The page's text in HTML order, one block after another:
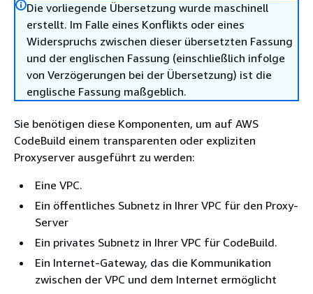
Die vorliegende Übersetzung wurde maschinell
erstellt. Im Falle eines Konflikts oder eines
Widerspruchs zwischen dieser übersetzten Fassung
und der englischen Fassung (einschließlich infolge
von Verzögerungen bei der Übersetzung) ist die
englische Fassung maßgeblich.
Sie benötigen diese Komponenten, um auf AWS
CodeBuild einem transparenten oder expliziten
Proxyserver ausgeführt zu werden:
Eine VPC.
Ein öffentliches Subnetz in Ihrer VPC für den Proxy-
Server
Ein privates Subnetz in Ihrer VPC für CodeBuild.
Ein Internet-Gateway, das die Kommunikation
zwischen der VPC und dem Internet ermöglicht